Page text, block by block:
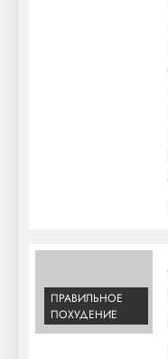
ПРАВИЛЬНОЕ
ПОХУДЕНИЕ